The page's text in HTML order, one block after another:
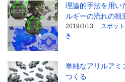
理論的手法を用い
ルギーの流れの観
2019/3/13 スポッ
き
単純なアリルアミ
つくる